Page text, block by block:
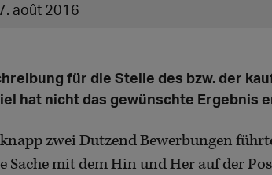
août 2016
für die Stelle des bzw. der
hat nicht das gewünschte Ergebnis
zwei Dutzend Bewerbungen
Sache mit dem Hin und Her auf der